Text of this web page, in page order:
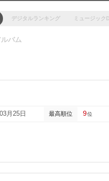
デジタルランキング ミュージック
バム
月25日 最高順位 9位